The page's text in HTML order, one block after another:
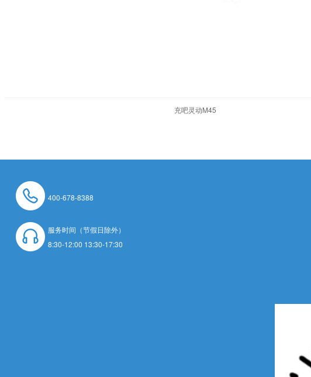
充吧灵动M45
400-678-8388
服务时间（节假日除外）
8:30-12:00 13:30-17:30